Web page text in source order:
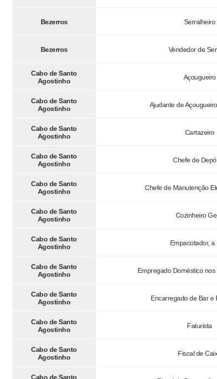
Bezerros Serralheiro
Bezerros Vendedor de
Cabo de Santo
Agostinho
Açougueiro
Cabo de Santo
Agostinho
Ajudante de
Cabo de Santo
Agostinho
Cartazeiro
Cabo de Santo
Agostinho
Chefe de
Cabo de Santo
Agostinho
Chefe de Manutenção
Cabo de Santo
Agostinho
Cozinheiro
Cabo de Santo
Agostinho
Empacotador, a
Cabo de Santo
Agostinho
Empregado Doméstico
Cabo de Santo
Agostinho
Encarregado de Bar e
Cabo de Santo
Agostinho
Faturista
Cabo de Santo
Agostinho
Fiscal de
Cabo de Santo